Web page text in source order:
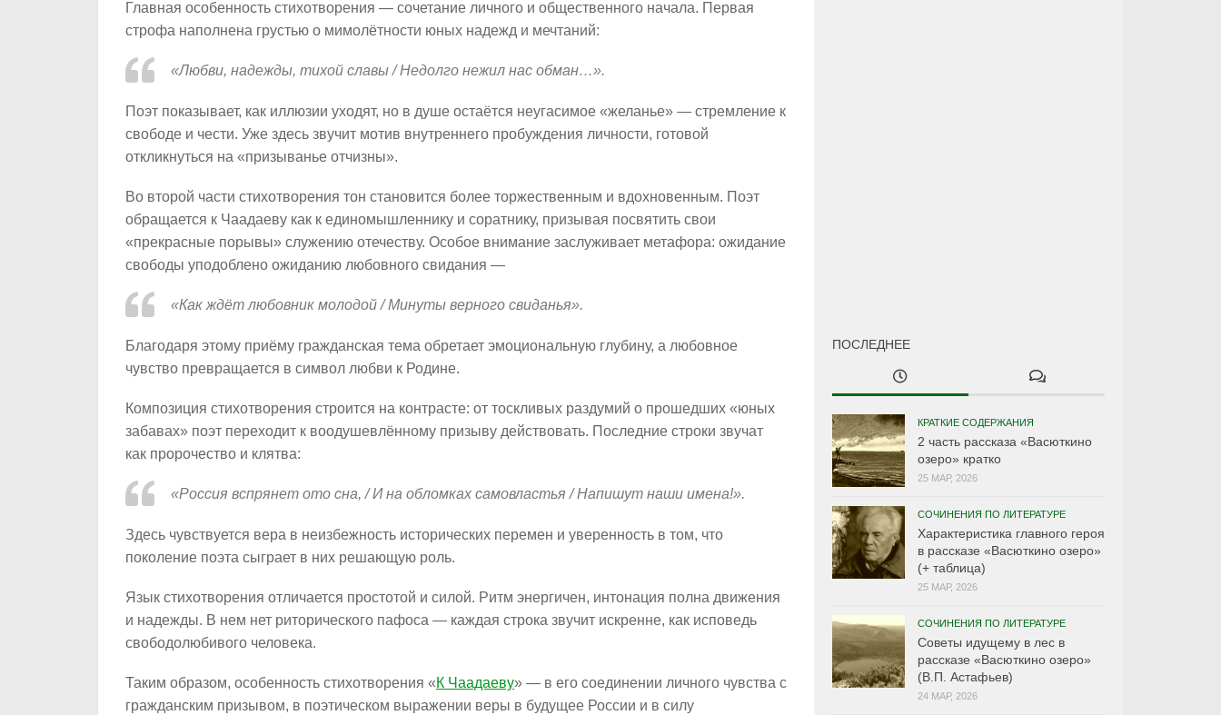
Главная особенность стихотворения — сочетание личного и общественного начала. Первая
строфа наполнена грустью о мимолётности юных надежд и мечтаний:
«Любви, надежды, тихой славы / Недолго нежил нас обман…».
Поэт показывает, как иллюзии уходят, но в душе остаётся неугасимое «желанье» — стремление к
свободе и чести. Уже здесь звучит мотив внутреннего пробуждения личности, готовой
откликнуться на «призыванье отчизны».
Во второй части стихотворения тон становится более торжественным и вдохновенным. Поэт
обращается к Чаадаеву как к единомышленнику и соратнику, призывая посвятить свои
«прекрасные порывы» служению отечеству. Особое внимание заслуживает метафора: ожидание
свободы уподоблено ожиданию любовного свидания —
«Как ждёт любовник молодой / Минуты верного свиданья».
Благодаря этому приёму гражданская тема обретает эмоциональную глубину, а любовное
чувство превращается в символ любви к Родине.
Композиция стихотворения строится на контрасте: от тоскливых раздумий о прошедших «юных
забавах» поэт переходит к воодушевлённому призыву действовать. Последние строки звучат
как пророчество и клятва:
«Россия вспрянет ото сна, / И на обломках самовластья / Напишут наши имена!».
Здесь чувствуется вера в неизбежность исторических перемен и уверенность в том, что
поколение поэта сыграет в них решающую роль.
Язык стихотворения отличается простотой и силой. Ритм энергичен, интонация полна движения
и надежды. В нем нет риторического пафоса — каждая строка звучит искренне, как исповедь
свободолюбивого человека.
Таким образом, особенность стихотворения «К Чаадаеву» — в его соединении личного чувства с
гражданским призывом, в поэтическом выражении веры в будущее России и в силу
ПОСЛЕДНЕЕ
КРАТКИЕ СОДЕРЖАНИЯ
2 часть рассказа «Васюткино
озеро» кратко
25 МАР, 2026
СОЧИНЕНИЯ ПО ЛИТЕРАТУРЕ
Характеристика главного героя
в рассказе «Васюткино озеро»
(+ таблица)
25 МАР, 2026
СОЧИНЕНИЯ ПО ЛИТЕРАТУРЕ
Советы идущему в лес в
рассказе «Васюткино озеро»
(В.П. Астафьев)
24 МАР, 2026